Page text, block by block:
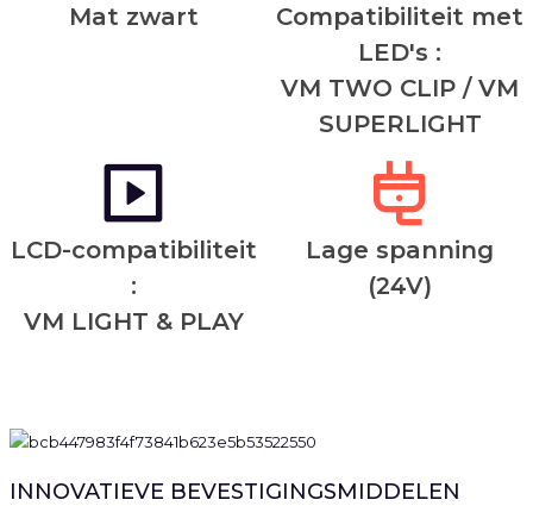
Mat zwart
Compatibiliteit met
LED's :
VM TWO CLIP / VM
SUPERLIGHT
LCD-compatibiliteit
:
VM LIGHT & PLAY
Lage spanning
(24V)
INNOVATIEVE BEVESTIGINGSMIDDELEN